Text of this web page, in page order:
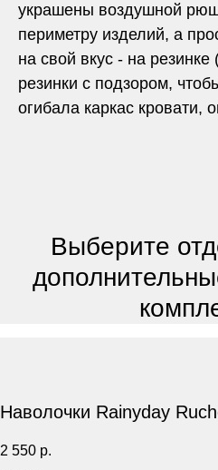
украшены воздушной
периметру изделий, а
на свой вкус - на
резинки с подзором,
огибала каркас кровати,
Выберите
Наволочки Rainyday
2 550 р.